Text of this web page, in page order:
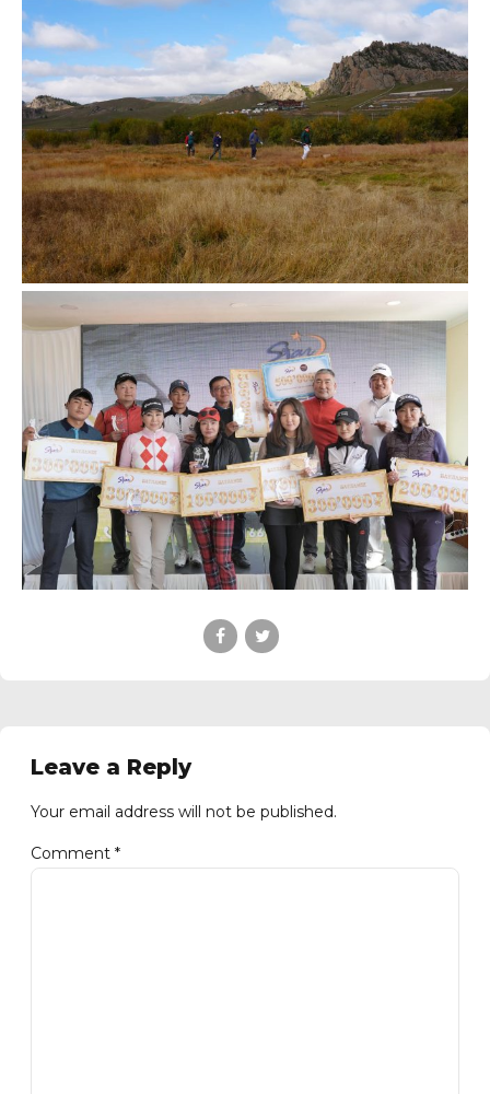
Leave a Reply
Your email address will not be published.
Comment *